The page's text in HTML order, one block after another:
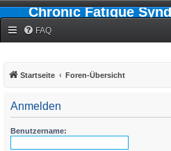
Chronic Fatigue
FAQ
Startseite Foren-Übersicht
Anmelden
Benutzername: